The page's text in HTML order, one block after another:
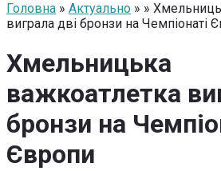
Головна » Актуально » »
виграла дві бронзи на Чемпіонаті
Хмельницька
важкоатлетка
бронзи на
Європи